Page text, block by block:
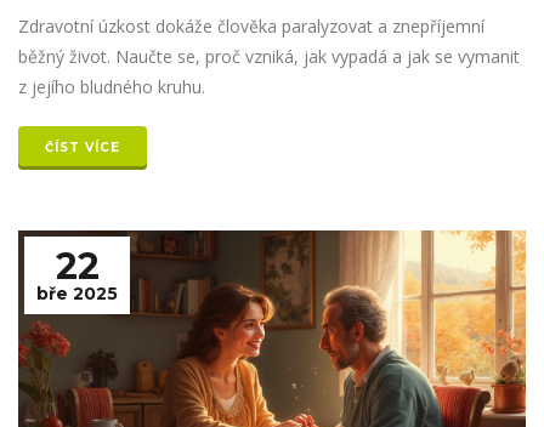
Zdravotní úzkost dokáže člověka paralyzovat a znepříjemní
běžný život. Naučte se, proč vzniká, jak vypadá a jak se vymanit
z jejího bludného kruhu.
ČÍST VÍCE
22
bře 2025